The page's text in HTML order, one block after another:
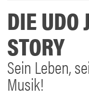
DIE UDO
STORY
Sein Leben,
Musik!